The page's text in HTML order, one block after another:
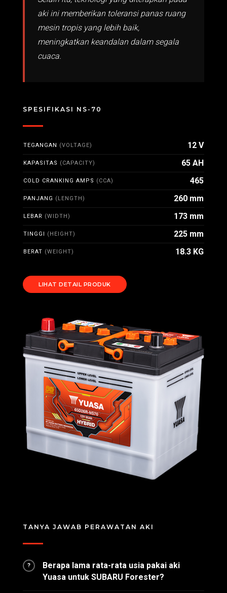
aki ini memberikan toleransi panas ruang
mesin tropis yang lebih baik,
meningkatkan keandalan dalam segala
cuaca.
SPESIFIKASI NS-70
TEGANGAN (VOLTAGE) 12 V
KAPASITAS (CAPACITY) 65 AH
COLD CRANKING AMPS (CCA) 465
PANJANG (LENGTH) 260 mm
LEBAR (WIDTH) 173 mm
TINGGI (HEIGHT) 225 mm
BERAT (WEIGHT) 18.3 KG
LIHAT DETAIL PRODUK
TANYA JAWAB PERAWATAN AKI
?
Berapa lama rata-rata usia pakai aki
Yuasa untuk SUBARU Forester?